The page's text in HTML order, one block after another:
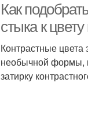
Как
стыка к
Контрастные
необычной формы,
затирку